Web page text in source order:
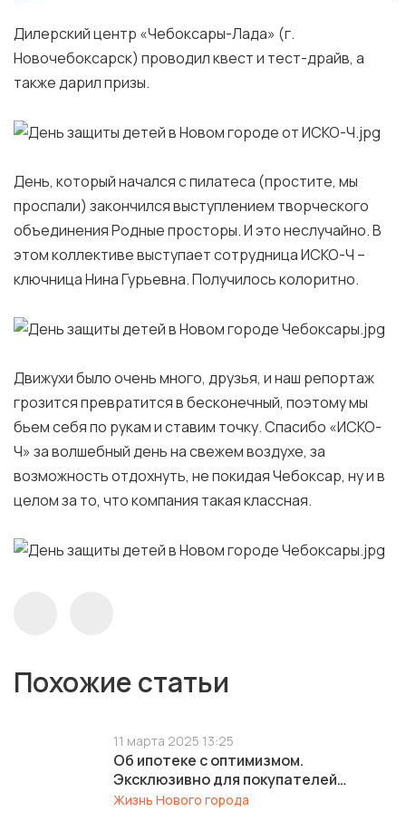
Дилерский центр «Чебоксары-Лада» (г.
Новочебоксарск) проводил квест и тест-драйв, а
также дарил призы.
День, который начался с пилатеса (простите, мы
проспали) закончился выступлением творческого
объединения Родные просторы. И это неслучайно. В
этом коллективе выступает сотрудница ИСКО-Ч –
ключница Нина Гурьевна. Получилось колоритно.
Движухи было очень много, друзья, и наш репортаж
грозится превратится в бесконечный, поэтому мы
бьем себя по рукам и ставим точку. Спасибо «ИСКО-
Ч» за волшебный день на свежем воздухе, за
возможность отдохнуть, не покидая Чебоксар, ну и в
целом за то, что компания такая классная.
Похожие статьи
11 марта 2025 13:25
Об ипотеке с оптимизмом.
Эксклюзивно для покупателей
«ИСКО-Ч»
Жизнь Нового города